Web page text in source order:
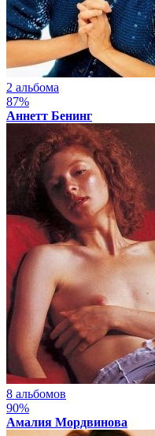
2 альбома
87%
Аннетт Бенинг
8 альбомов
90%
Амалия Мордвинова